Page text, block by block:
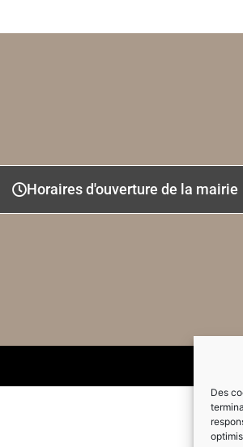
Des
Horaires d'ouverture de la mairie